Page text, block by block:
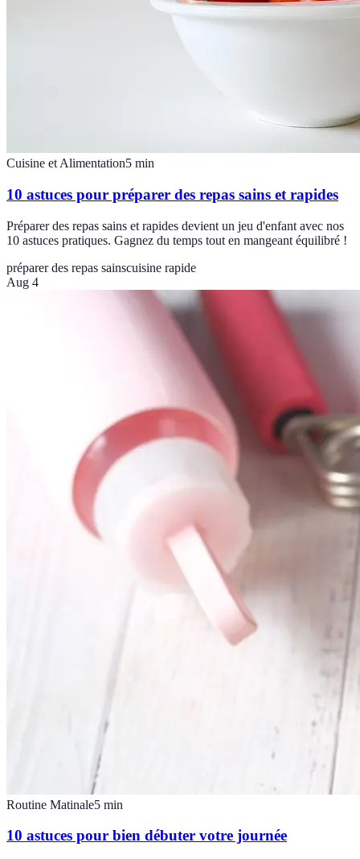
Cuisine et Alimentation5 min
10 astuces pour préparer des repas sains et rapides
Préparer des repas sains et rapides devient un jeu d'enfant avec nos
10 astuces pratiques. Gagnez du temps tout en mangeant équilibré !
préparer des repas sainscuisine rapide
Aug 4
Routine Matinale5 min
10 astuces pour bien débuter votre journée